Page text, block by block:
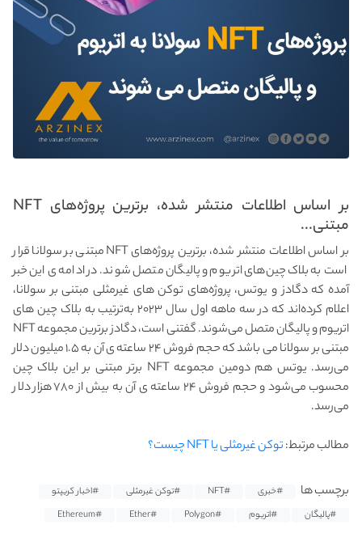
بر اساس اطلاعات منتشر شده، برترین پروژه‌های NFT
مبتنی...
بر اساس اطلاعات منتشر شده، برترین پروژه‌های NFT مبتنی بر سولانا قرار
است به بلاک‌ چین‌های اتریوم و پالیگان متصل شوند. در ادامه ی این خبر
آمده که دگادز و یوتس، پروژه‌های توکن‌ های غیرمثلی مبتنی بر سولانا،
اعلام کرده‌اند که در سه‌ ماهه اول سال ۲۰۲۳ به‌ترتیب به بلاک چین‌ های
اتریوم و پالیگان متصل می‌شوند. گفتنی است، دگادز برترین مجموعه NFT
مبتنی بر سولانا می باشد که حجم فروش ۲۴ ساعته ی آن به ۱.۵ میلیون دلار
می‌رسد. یوتس هم دومین مجموعه NFT برتر مبتنی بر این بلاک چین
محسوب می‌شود و حجم فروش ۲۴ ساعته ی آن به بیش از ۷۸۰ هزار دلار
می‌رسد.
مطالب مرتبط:توکن غیرمثلی یا NFT چیست؟
برچسب ها #خبری #NFT #توکن غیرمثلی
#اخبار کریپتو
#پالیگان
#اتریوم #Polygon
#Ether
#Ethereum